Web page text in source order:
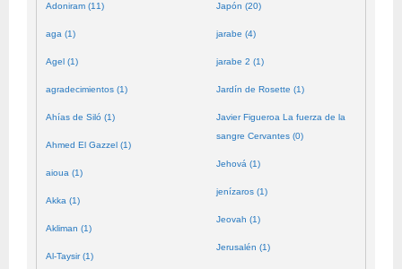
Adoniram (11)
aga (1)
Agel (1)
agradecimientos (1)
Ahías de Siló (1)
Ahmed El Gazzel (1)
aioua (1)
Akka (1)
Akliman (1)
Al-Taysir (1)
Japón (20)
jarabe (4)
jarabe 2 (1)
Jardín de Rosette (1)
Javier Figueroa La fuerza de la
sangre Cervantes (0)
Jehová (1)
jenízaros (1)
Jeovah (1)
Jerusalén (1)